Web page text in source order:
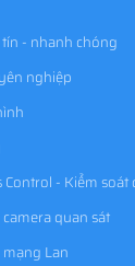
- nhanh chóng
nghiệp
- Kiểm soát
quan sát
Lan